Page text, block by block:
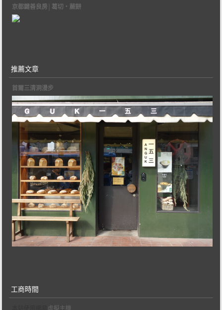
京都鍵善良房│葛切‧蕨餅
推薦文章
首爾三清洞漫步
工商時間
虛擬主機